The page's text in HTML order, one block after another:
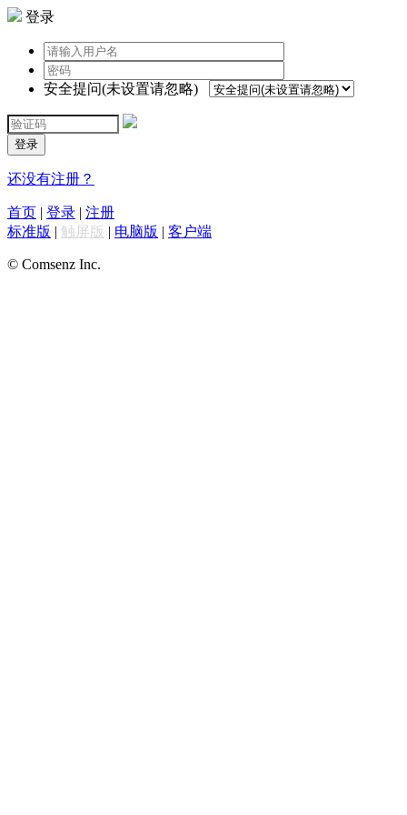
登录
安全提问(未设置请忽略)
登录
还没有注册？
首页 | 登录 | 注册
标准版 | 触屏版 | 电脑版 | 客户端
© Comsenz Inc.